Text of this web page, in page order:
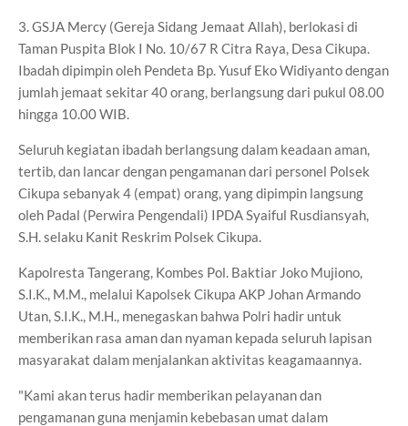
3. GSJA Mercy (Gereja Sidang Jemaat Allah), berlokasi di
Taman Puspita Blok I No. 10/67 R Citra Raya, Desa Cikupa.
Ibadah dipimpin oleh Pendeta Bp. Yusuf Eko Widiyanto dengan
jumlah jemaat sekitar 40 orang, berlangsung dari pukul 08.00
hingga 10.00 WIB.
Seluruh kegiatan ibadah berlangsung dalam keadaan aman,
tertib, dan lancar dengan pengamanan dari personel Polsek
Cikupa sebanyak 4 (empat) orang, yang dipimpin langsung
oleh Padal (Perwira Pengendali) IPDA Syaiful Rusdiansyah,
S.H. selaku Kanit Reskrim Polsek Cikupa.
Kapolresta Tangerang, Kombes Pol. Baktiar Joko Mujiono,
S.I.K., M.M., melalui Kapolsek Cikupa AKP Johan Armando
Utan, S.I.K., M.H., menegaskan bahwa Polri hadir untuk
memberikan rasa aman dan nyaman kepada seluruh lapisan
masyarakat dalam menjalankan aktivitas keagamaannya.
"Kami akan terus hadir memberikan pelayanan dan
pengamanan guna menjamin kebebasan umat dalam